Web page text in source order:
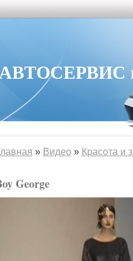
в
» Видео » Красота и
George